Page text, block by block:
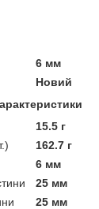
6 мм
Новий
15.5 г
162.7 г
6 мм
25 мм
25 мм